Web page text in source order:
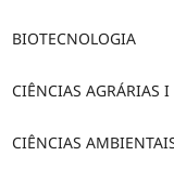
BIOTECNOLOGIA
CIÊNCIAS AGRÁRIAS I
CIÊNCIAS